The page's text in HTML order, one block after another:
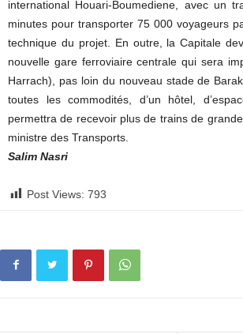
international Houari-Boumediene, avec un
minutes pour transporter 75 000 voyageurs
technique du projet. En outre, la Capitale
nouvelle gare ferroviaire centrale qui sera
Harrach), pas loin du nouveau stade de
toutes les commodités, d’un hôtel,
permettra de recevoir plus de trains de
ministre des Transports.
Salim Nasri
Post Views: 793